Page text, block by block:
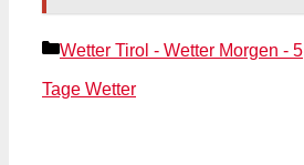
Kategorien
Wetter Tirol - Wetter Morgen - 5
Tage Wetter